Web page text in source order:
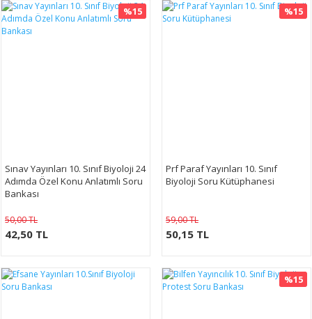
%15
Sınav Yayınları 10. Sınıf Biyoloji 24
Adımda Özel Konu Anlatımlı Soru
Bankası
50,00 TL
42,50 TL
%15
Prf Paraf Yayınları 10. Sınıf
Biyoloji Soru Kütüphanesi
59,00 TL
50,15 TL
%15